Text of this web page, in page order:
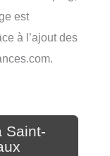
est
à l’ajout des
Saint-